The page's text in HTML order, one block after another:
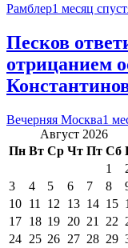
Рамблер1 месяц
Песков
отрицанием
Вечерняя Москва1
Август 2026
Пн Вт Ср Чт Пт Сб
1
3
4 5 6 7 8
10 11 12 13 14 15
17 18 19 20 21 22
24 25 26 27 28 29